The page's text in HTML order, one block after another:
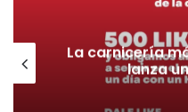
La carnicería
lanza